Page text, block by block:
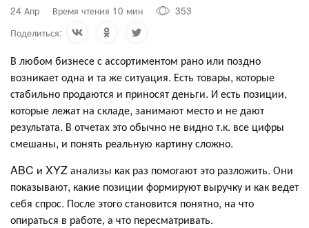
24 Апр Время чтения 10 мин
353
Поделиться:
В любом бизнесе с ассортиментом рано или поздно
возникает одна и та же ситуация. Есть товары, которые
стабильно продаются и приносят деньги. И есть позиции,
которые лежат на складе, занимают место и не дают
результата. В отчетах это обычно не видно т.к. все цифры
смешаны, и понять реальную картину сложно.
ABC и XYZ анализы как раз помогают это разложить. Они
показывают, какие позиции формируют выручку и как ведет
себя спрос. После этого становится понятно, на что
опираться в работе, а что пересматривать.